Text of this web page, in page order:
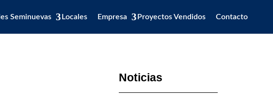
Seminuevas Locales Empresa Proyectos Vendidos Contacto
Noticias